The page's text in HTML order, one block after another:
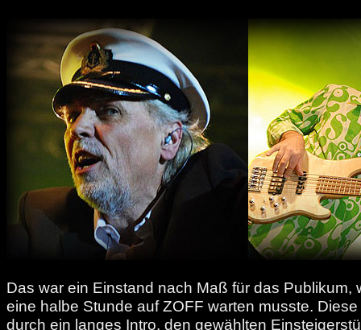
Das war ein Einstand nach Maß für das Publikum,
eine halbe Stunde auf ZOFF warten musste.
durch ein langes Intro, den gewählten